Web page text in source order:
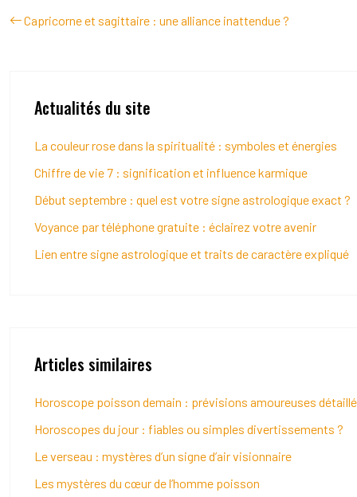
Capricorne et sagittaire : une alliance inattendue ?
Actualités du site
La couleur rose dans la spiritualité : symboles et énergies
Chiffre de vie 7 : signification et influence karmique
Début septembre : quel est votre signe astrologique exact ?
Voyance par téléphone gratuite : éclairez votre avenir
Lien entre signe astrologique et traits de caractère expliqué
Articles similaires
Horoscope poisson demain : prévisions amoureuses
Horoscopes du jour : fiables ou simples divertissements ?
Le verseau : mystères d’un signe d’air visionnaire
Les mystères du cœur de l’homme poisson